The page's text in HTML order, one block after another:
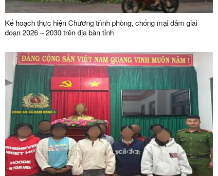
Kế hoạch thực hiện Chương trình phòng, chống mại dâm giai
đoạn 2026 – 2030 trên địa bàn tỉnh